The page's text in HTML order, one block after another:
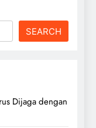
SEARCH
Dijaga dengan